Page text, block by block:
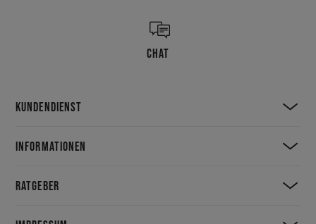
CHAT
KUNDENDIENST
INFORMATIONEN
RATGEBER